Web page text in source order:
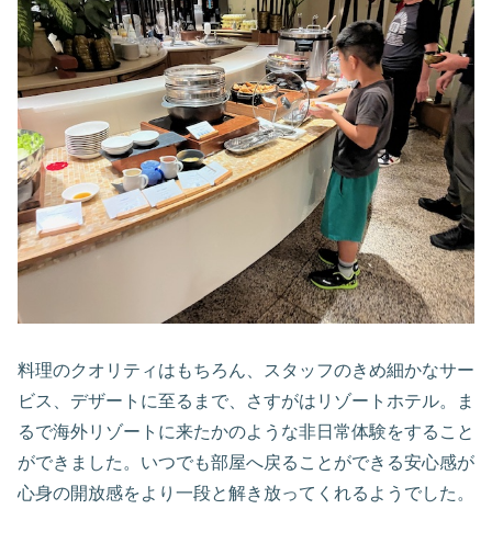
料理のクオリティはもちろん、スタッフのきめ細かなサー
ビス、デザートに至るまで、さすがはリゾートホテル。ま
るで海外リゾートに来たかのような非日常体験をすること
ができました。いつでも部屋へ戻ることができる安心感が
心身の開放感をより一段と解き放ってくれるようでした。